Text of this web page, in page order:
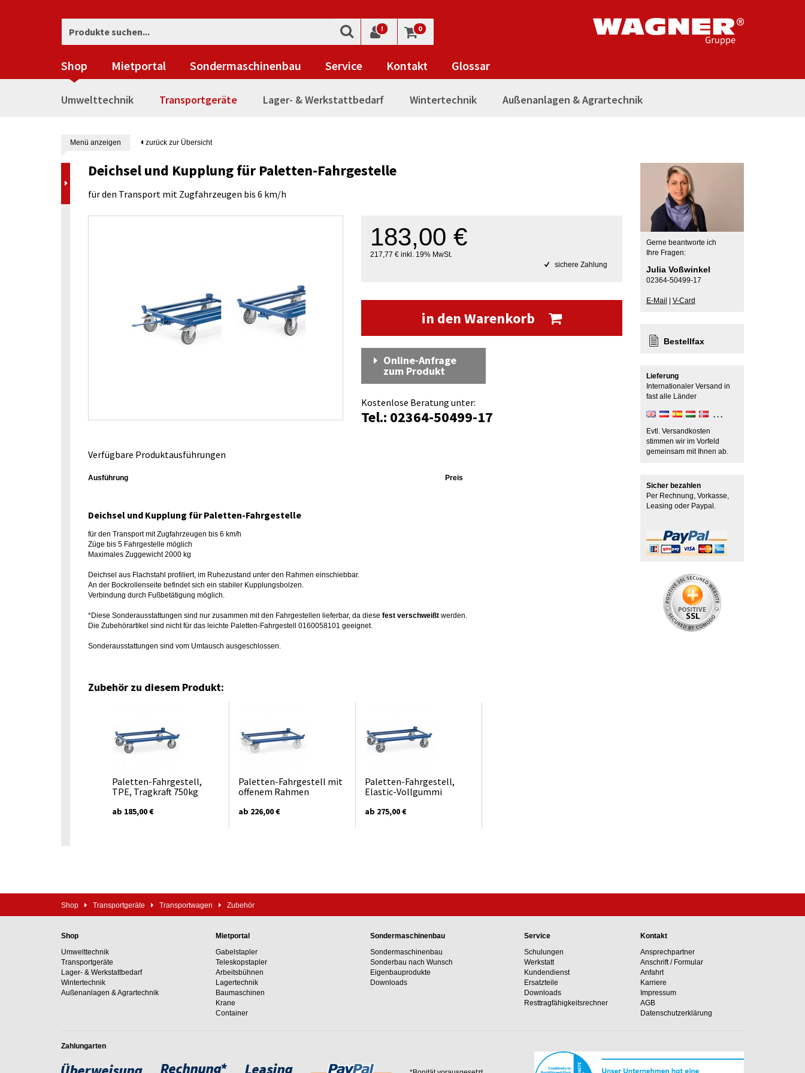
! 0
Shop Mietportal Sondermaschinenbau Service Kontakt Glossar
Umwelttechnik Transportgeräte Lager- & Werkstattbedarf Wintertechnik Außenanlagen & Agrartechnik
Menü anzeigen zurück zur Übersicht
Deichsel und Kupplung für Paletten-Fahrgestelle
für den Transport mit Zugfahrzeugen bis 6 km/h
183,00 €
217,77 € inkl. 19% MwSt.
sichere Zahlung
in den Warenkorb
Online-Anfrage
zum Produkt
Kostenlose Beratung unter:
Tel.: 02364-50499-17
Verfügbare Produktausführungen
Ausführung Preis
Deichsel und Kupplung für Paletten-Fahrgestelle
für den Transport mit Zugfahrzeugen bis 6 km/h
Züge bis 5 Fahrgestelle möglich
Maximales Zuggewicht 2000 kg
Deichsel aus Flachstahl profiliert, im Ruhezustand unter den Rahmen einschiebbar.
An der Bockrollenseite befindet sich ein stabiler Kupplungsbolzen.
Verbindung durch Fußbetätigung möglich.
*Diese Sonderausstattungen sind nur zusammen mit den Fahrgestellen lieferbar, da diese fest verschweißt werden.
Die Zubehörartikel sind nicht für das leichte Paletten-Fahrgestell 0160058101 geeignet.
Sonderausstattungen sind vom Umtausch ausgeschlossen.
Zubehör zu diesem Produkt:
Paletten-Fahrgestell,
TPE, Tragkraft 750kg
ab 185,00 €
Paletten-Fahrgestell mit
offenem Rahmen
ab 226,00 €
Paletten-Fahrgestell,
Elastic-Vollgummi
ab 275,00 €
Gerne beantworte ich
Ihre Fragen:
Julia Voßwinkel
02364-50499-17
E-Mail V-Card
Bestellfax
Lieferung
Internationaler Versand in
fast alle Länder
Evtl. Versandkosten
stimmen wir im Vorfeld
gemeinsam mit Ihnen ab.
Sicher bezahlen
Per Rechnung, Vorkasse,
Leasing oder Paypal.
Shop Transportgeräte Transportwagen Zubehör
Shop
Umwelttechnik
Transportgeräte
Lager- & Werkstattbedarf
Wintertechnik
Außenanlagen & Agrartechnik
Mietportal
Gabelstapler
Teleskopstapler
Arbeitsbühnen
Lagertechnik
Baumaschinen
Krane
Container
Sondermaschinenbau
Sondermaschinenbau
Sonderbau nach Wunsch
Eigenbauprodukte
Downloads
Service
Schulungen
Werkstatt
Kundendienst
Ersatzteile
Downloads
Resttragfähig­keits­rechner
Kontakt
Ansprechpartner
Anschrift / Formular
Anfahrt
Karriere
Impressum
AGB
Datenschutzerklärung
Zahlungarten